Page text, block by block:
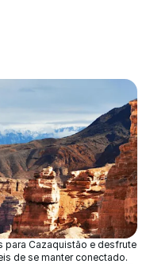
para Cazaquistão e desfrute
de se manter conectado.